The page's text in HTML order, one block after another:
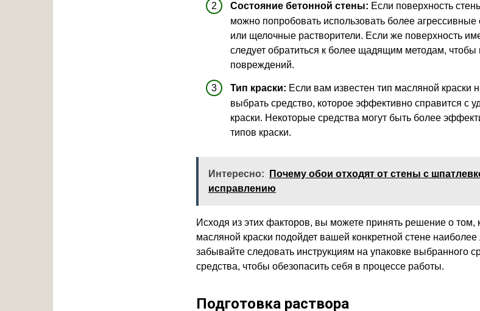
Состояние бетонной стены: Если поверхность
можно попробовать использовать более агрессивные
или щелочные растворители. Если же поверхность
следует обратиться к более щадящим методам, чтобы
повреждений.
Тип краски: Если вам известен тип масляной краски
выбрать средство, которое эффективно справится с
краски. Некоторые средства могут быть более
типов краски.
Интересно:
Почему обои отходят от стены с
исправлению
Исходя из этих факторов, вы можете принять решение о том,
масляной краски подойдет вашей конкретной стене
забывайте следовать инструкциям на упаковке выбранного
средства, чтобы обезопасить себя в процессе работы.
Подготовка раствора